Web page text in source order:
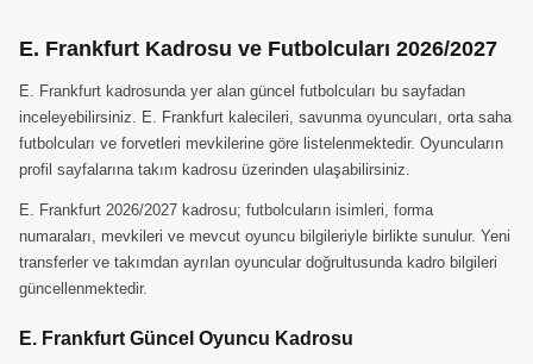
E. Frankfurt Kadrosu ve Futbolcuları 2026/2027
E. Frankfurt kadrosunda yer alan güncel futbolcuları bu sayfadan
inceleyebilirsiniz. E. Frankfurt kalecileri, savunma oyuncuları, orta saha
futbolcuları ve forvetleri mevkilerine göre listelenmektedir. Oyuncuların
profil sayfalarına takım kadrosu üzerinden ulaşabilirsiniz.
E. Frankfurt 2026/2027 kadrosu; futbolcuların isimleri, forma
numaraları, mevkileri ve mevcut oyuncu bilgileriyle birlikte sunulur. Yeni
transferler ve takımdan ayrılan oyuncular doğrultusunda kadro bilgileri
güncellenmektedir.
E. Frankfurt Güncel Oyuncu Kadrosu